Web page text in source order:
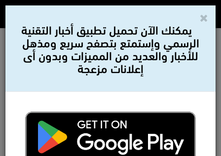
يمكنك الآن تحميل تطبيق أخبار التقنية
الرسمي وإستمتع بتصفح سريع ومذهل
للأخبار والعديد من المميزات وبدون أى
إعلانات مزعجة